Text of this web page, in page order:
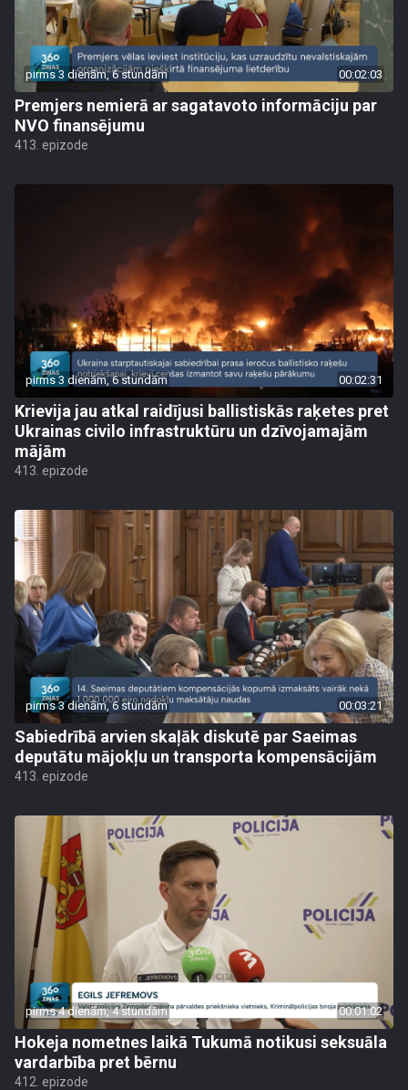
pirms 3 dienām, 6 stundām 00:02:03
Premjers nemierā ar sagatavoto informāciju par
NVO finansējumu
413. epizode
pirms 3 dienām, 6 stundām 00:02:31
Krievija jau atkal raidījusi ballistiskās raķetes pret
Ukrainas civilo infrastruktūru un dzīvojamajām
mājām
413. epizode
pirms 3 dienām, 6 stundām 00:03:21
Sabiedrībā arvien skaļāk diskutē par Saeimas
deputātu mājokļu un transporta kompensācijām
413. epizode
pirms 4 dienām, 4 stundām 00:01:02
Hokeja nometnes laikā Tukumā notikusi seksuāla
vardarbība pret bērnu
412. epizode